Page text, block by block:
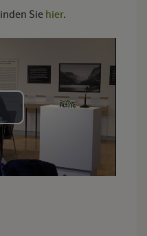
Siehier.